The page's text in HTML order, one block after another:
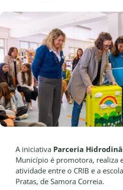
A iniciativa Parceria
Município é promotora, realiza
atividade entre o CRIB e a
Pratas, de Samora Correia.